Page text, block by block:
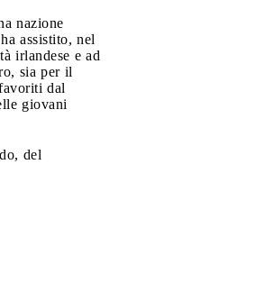
nazione
assistito, nel
irlandese e ad
sia per il
dal
giovani
del